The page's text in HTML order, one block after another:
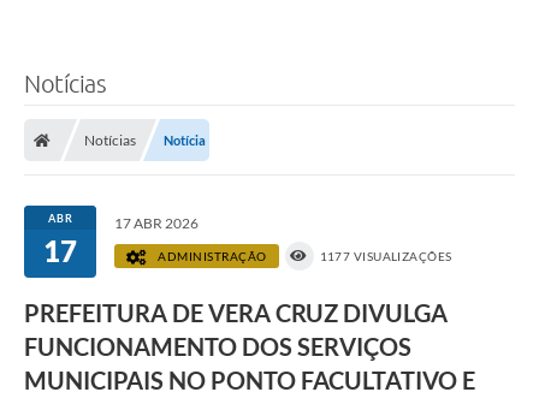
Notícias
Notícias Notícia
ABR
17
17 ABR 2026
ADMINISTRAÇÃO 1177 VISUALIZAÇÕES
PREFEITURA DE VERA CRUZ DIVULGA
FUNCIONAMENTO DOS SERVIÇOS
MUNICIPAIS NO PONTO FACULTATIVO E